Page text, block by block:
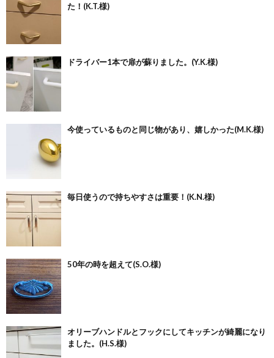
た！(K.T.様)
ドライバー1本で扉が蘇りました。(Y.K.様)
今使っているものと同じ物があり、嬉しかった(M.K.様)
毎日使うので持ちやすさは重要！(K.N.様)
50年の時を超えて(S.O.様)
オリーブハンドルとフックにしてキッチンが綺麗になり
ました。(H.S.様)